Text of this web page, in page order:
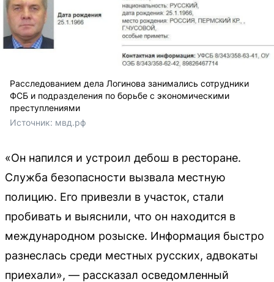
Расследованием дела Логинова занимались сотрудники
ФСБ и подразделения по борьбе с экономическими
преступлениями
Источник: мвд.рф
«Он напился и устроил дебош в ресторане.
Служба безопасности вызвала местную
полицию. Его привезли в участок, стали
пробивать и выяснили, что он находится в
международном розыске. Информация быстро
разнеслась среди местных русских, адвокаты
приехали», — рассказал осведомленный